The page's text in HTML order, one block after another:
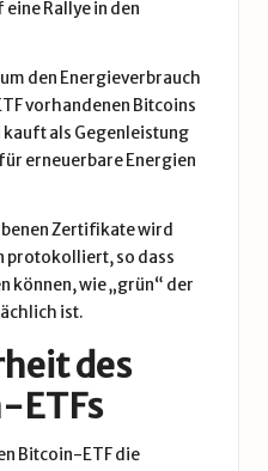
Rallye in den
den Energieverbrauch
vorhandenen Bitcoins
kauft als Gegenleistung
erneuerbare Energien
Zertifikate wird
protokolliert, so dass
können, wie „grün“ der
ist.
des
ETFs
Bitcoin-ETF die